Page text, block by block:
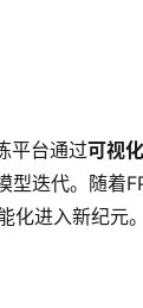
平台通过可视
型迭代。随着
进入新纪元。